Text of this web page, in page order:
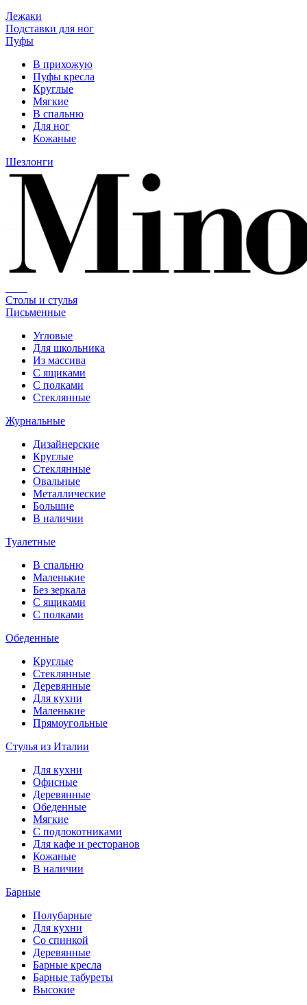
Лежаки
Подставки для ног
Пуфы
В прихожую
Пуфы кресла
Круглые
Мягкие
В спальню
Для ног
Кожаные
Шезлонги
Столы и стулья
Письменные
Угловые
Для школьника
Из массива
С ящиками
С полками
Стеклянные
Журнальные
Дизайнерские
Круглые
Стеклянные
Овальные
Металлические
Большие
В наличии
Туалетные
В спальню
Маленькие
Без зеркала
С ящиками
С полками
Обеденные
Круглые
Стеклянные
Деревянные
Для кухни
Маленькие
Прямоугольные
Стулья из Италии
Для кухни
Офисные
Деревянные
Обеденные
Мягкие
С подлокотниками
Для кафе и ресторанов
Кожаные
В наличии
Барные
Полубарные
Для кухни
Со спинкой
Деревянные
Барные кресла
Барные табуреты
Высокие